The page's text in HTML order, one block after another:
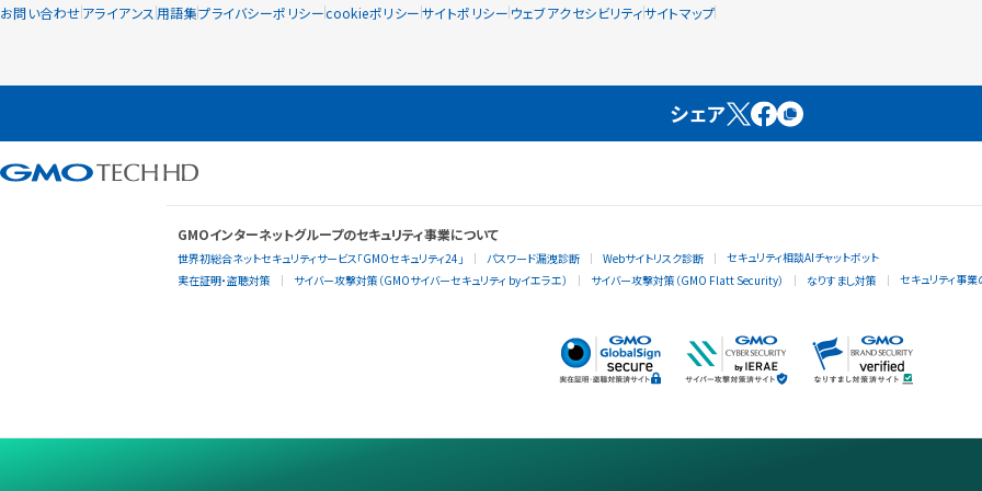
お問い合わせアライアンス 用語集プライバシーポリシーcookieポリシーサイトポリシー ウェブアクセシビリティサイトマップ
シェア
GMOインターネットグループのセキュリティ事業について
世界初総合ネットセキュリティサービス「GMOセキュリティ24」 パスワード漏洩診断 Webサイトリスク診断
セキュリティ相談AIチャットボット
実在証明・盗聴対策
サイバー攻撃対策（GMOサイバーセキュリティ byイエラエ） サイバー攻撃対策（GMO Flatt Security） なりすまし対策 セキュリティ事